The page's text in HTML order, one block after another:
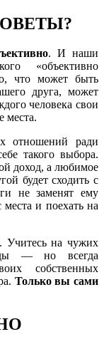
. И наши
«объективно
что может быть
друга, может
человека свои
места.
отношений ради
такого выбора.
доход, а любимое
будет сходить с
не заменят ему
и поехать на
Учитесь на чужих
— но всегда
собственных
Только вы сами